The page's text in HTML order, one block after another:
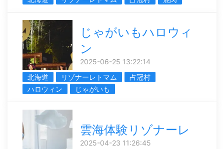
じゃがいもハロウィ
ン
2025-06-25 13:22:14
北海道
リゾナーレトマム
占冠村
ハロウィン
じゃがいも
雲海体験リゾナーレ
2025-04-23 11:26:45